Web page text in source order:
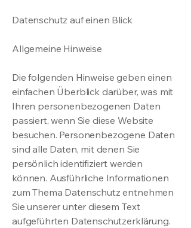
Datenschutz auf einen Blick
Allgemeine Hinweise
Die folgenden Hinweise geben einen
einfachen Überblick darüber, was mit
Ihren personenbezogenen Daten
passiert, wenn Sie diese Website
besuchen. Personenbezogene Daten
sind alle Daten, mit denen Sie
persönlich identifiziert werden
können. Ausführliche Informationen
zum Thema Datenschutz entnehmen
Sie unserer unter diesem Text
aufgeführten Datenschutzerklärung.